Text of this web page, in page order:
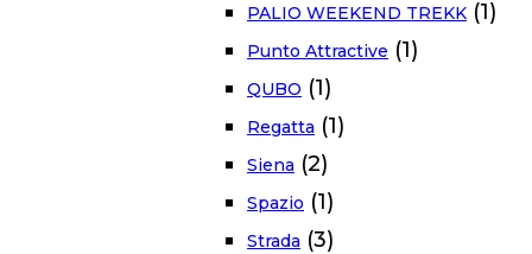
PALIO WEEKEND TREKK (1)
Punto Attractive (1)
QUBO (1)
Regatta (1)
Siena (2)
Spazio (1)
Strada (3)